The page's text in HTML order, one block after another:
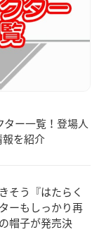
ター一覧！登場人
を紹介
そう『はたらく
ーもしっかり再
帽子が発売決